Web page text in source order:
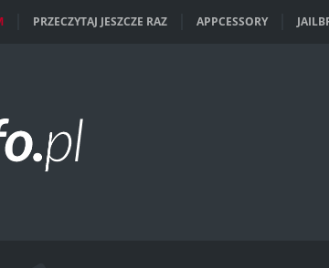
PRZECZYTAJ JESZCZE RAZ APPCESSORY